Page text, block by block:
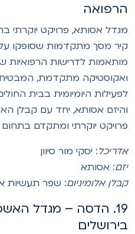
אסותא, פרויקט יוקרתי
מסך מתקדמות שסופקו על
לדרישות הרפואיות של
מתקדמת, המבטיחות
היומיומית בבית החולים.
אסותא, יחד עם קבלן
יוקרתי ומתקדם בתחום
: יסקי מור סיוון
: אסותא
אלומיניום: שפר תעשיות
19. הדסה – מגדל